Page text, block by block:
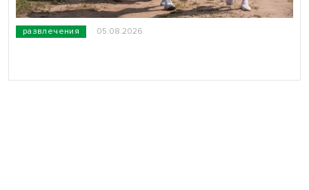
развлечения 05.08.2026